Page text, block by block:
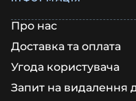
Про нас
Доставка та оплата
Угода користувача
Запит на видалення